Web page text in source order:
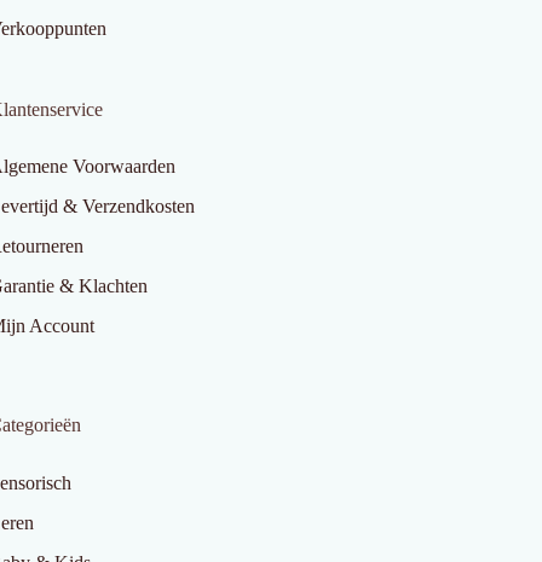
Voorwaarden
& Verzendkosten
& Klachten
Account